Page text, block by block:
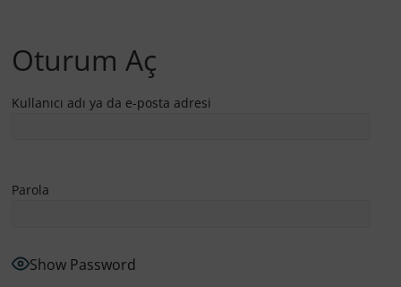
Oturum Aç
Kullanıcı adı ya da e-posta adresi
Parola
Show Password